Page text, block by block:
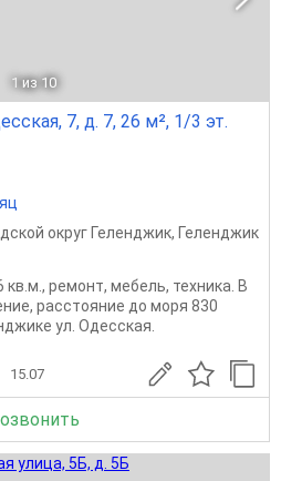
1 из 10
7, д. 7, 26 м², 1/3 эт.
округ Геленджик, Геленджик
ремонт, мебель, техника. В
расстояние до моря 830
ул. Одесская.
15.07